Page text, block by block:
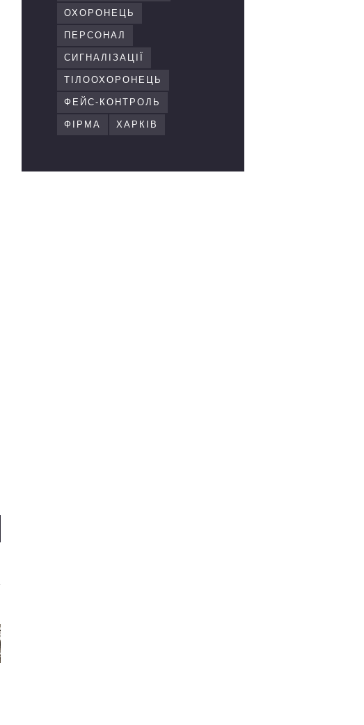
ОХОРОНЕЦЬ
ПЕРСОНАЛ
СИГНАЛІЗАЦІЇ
ТІЛООХОРОНЕЦЬ
ФЕЙС-КОНТРОЛЬ
ФІРМА ХАРКІВ